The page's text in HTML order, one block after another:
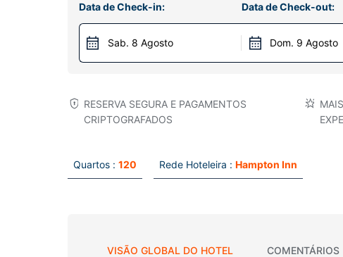
Data de Check-in:
Sab. 8 Agosto
Data de Check-out:
Dom. 9 Agosto
RESERVA SEGURA E PAGAMENTOS
CRIPTOGRAFADOS
Quartos : 120 Rede Hoteleira : Hampton Inn
VISÃO GLOBAL DO HOTEL COMENTÁRIOS